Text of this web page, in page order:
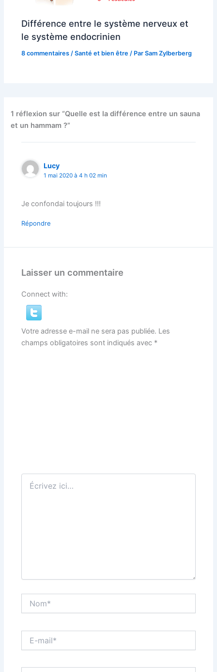
Différence entre le système nerveux et
le système endocrinien
8 commentaires /Santé et bien être / ParSam Zylberberg
1 réflexion sur “Quelle est la différence entre un sauna
et un hammam ?”
Lucy
1 mai 2020 à 4 h 02 min
Je confondai toujours !!!
Répondre
Laisser un commentaire
Connect with:
Votre adresse e-mail ne sera pas publiée. Les
champs obligatoires sont indiqués avec *
Écrivez
ici…
mail*